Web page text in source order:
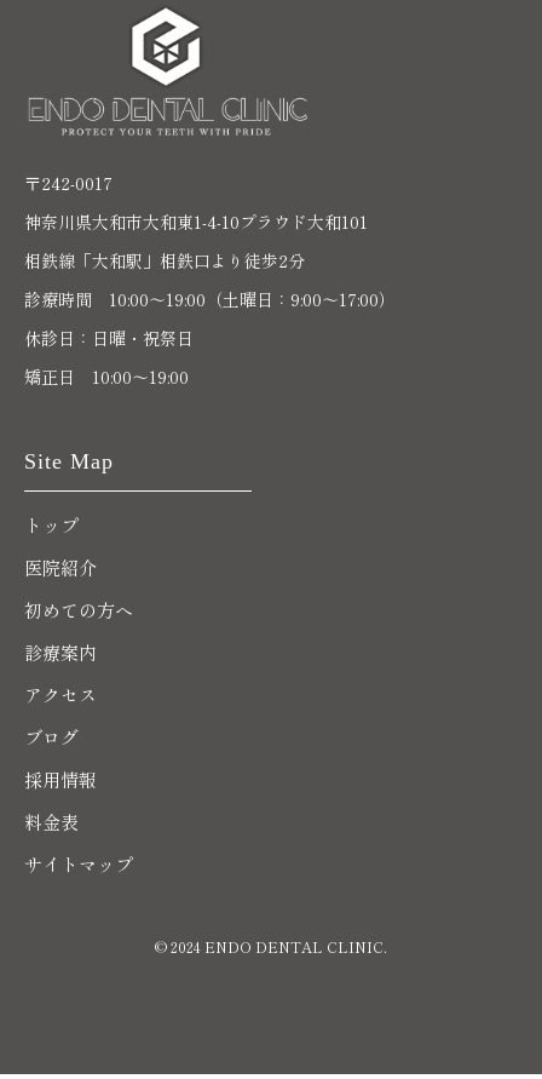
〒242-0017
神奈川県大和市大和東1-4-10プラウド大和101
相鉄線「大和駅」相鉄口より徒歩2分
診療時間 10:00〜19:00（土曜日：9:00～17:00）
休診日：日曜・祝祭日
矯正日 10:00～19:00
Site Map
トップ
医院紹介
初めての方へ
診療案内
アクセス
ブログ
採用情報
料金表
サイトマップ
© 2024 ENDO DENTAL CLINIC.